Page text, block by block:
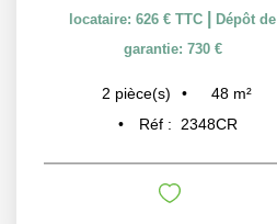
locataire: 626 € TTC
Dépôt de
garantie: 730 €
2 pièce(s) 48 m²
Réf :
2348CR